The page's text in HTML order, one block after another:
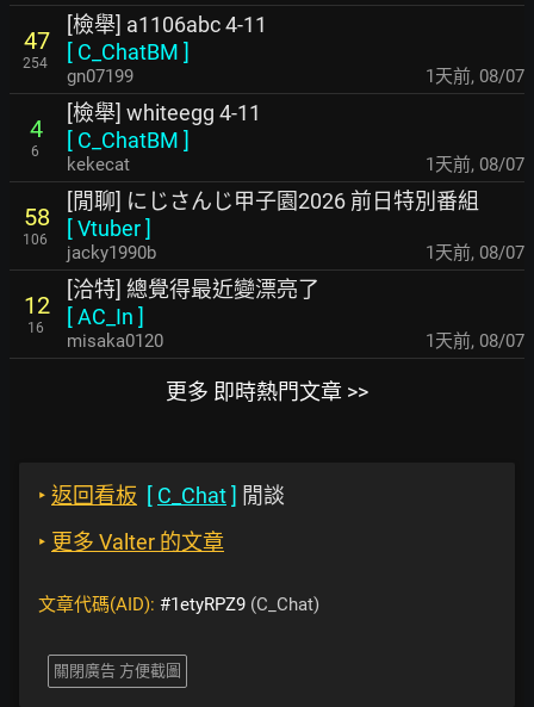
47
254
[檢舉] a1106abc 4-11
[ C_ChatBM ]
gn07199 1天前, 08/07
4
6
[檢舉] whiteegg 4-11
[ C_ChatBM ]
kekecat 1天前, 08/07
58
106
[閒聊] にじさんじ甲子園2026 前日特別番組
[Vtuber]
jacky1990b 1天前, 08/07
12
16
[洽特] 總覺得最近變漂亮了
[AC_In ]
misaka0120 1天前, 08/07
更多 即時熱門文章 >>
‣ 返回看板 [ C_Chat] 閒談
‣ 更多 Valter 的文章
文章代碼(AID): #1etyRPZ9 (C_Chat)
關閉廣告 方便截圖